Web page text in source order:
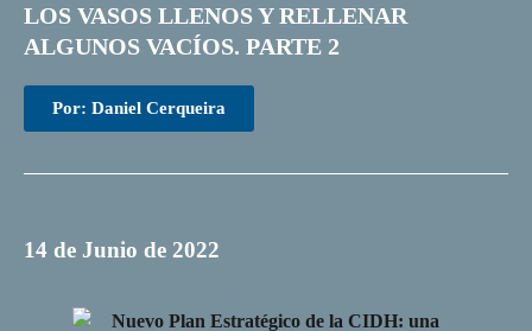
LOS VASOS LLENOS Y RELLENAR
ALGUNOS VACÍOS. PARTE 2
Por: Daniel Cerqueira
14 de Junio de 2022